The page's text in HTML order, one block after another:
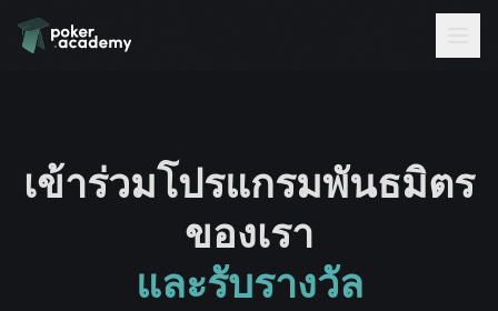
เข้าร่วมโปรแกรมพันธมิตร
ของเรา
และรับรางวัล